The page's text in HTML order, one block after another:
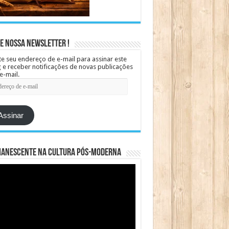
Nossa Newsletter !
seu endereço de e-mail para assinar este
e receber notificações de novas publicações
mail.
na cultura pós-moderna